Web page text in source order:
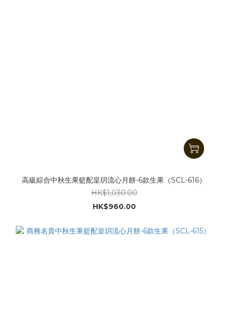
高級綜合中秋生果籃配皇玥流心月餅-6款生果（SCL-616）
HK$1,030.00
HK$960.00